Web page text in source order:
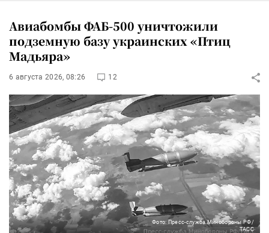
Авиабомбы ФАБ-500 уничтожили
подземную базу украинских «Птиц
Мадьяра»
6 августа 2026, 08:26 12
Фото: Пресс-служба Минобороны РФ/
ТАСС